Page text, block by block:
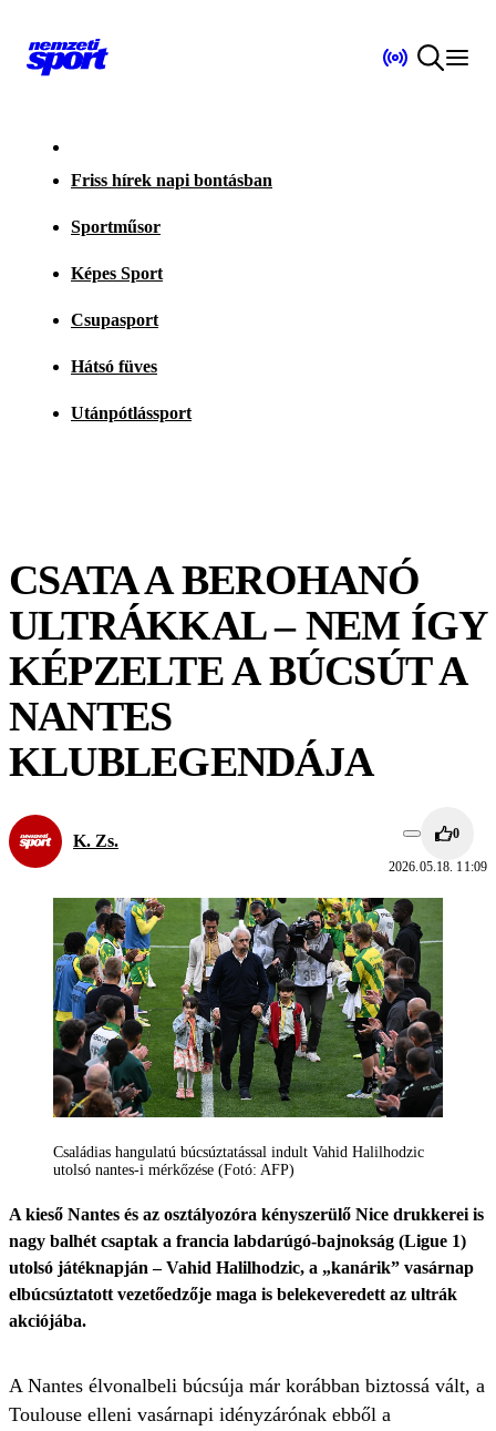
Friss hírek napi bontásban
Sportműsor
Képes Sport
Csupasport
Hátsó füves
Utánpótlássport
CSATA A BEROHANÓ
ULTRÁKKAL – NEM ÍGY
KÉPZELTE A BÚCSÚT A
NANTES
KLUBLEGENDÁJA
K. Zs. 0
2026.05.18. 11:09
Családias hangulatú búcsúztatással indult Vahid Halilhodzic
utolsó nantes-i mérkőzése (Fotó: AFP)
A kieső Nantes és az osztályozóra kényszerülő Nice drukkerei is
nagy balhét csaptak a francia labdarúgó-bajnokság (Ligue 1)
utolsó játéknapján – Vahid Halilhodzic, a „kanárik” vasárnap
elbúcsúztatott vezetőedzője maga is belekeveredett az ultrák
akciójába.
A Nantes élvonalbeli búcsúja már korábban biztossá vált, a
Toulouse elleni vasárnapi idényzárónak ebből a